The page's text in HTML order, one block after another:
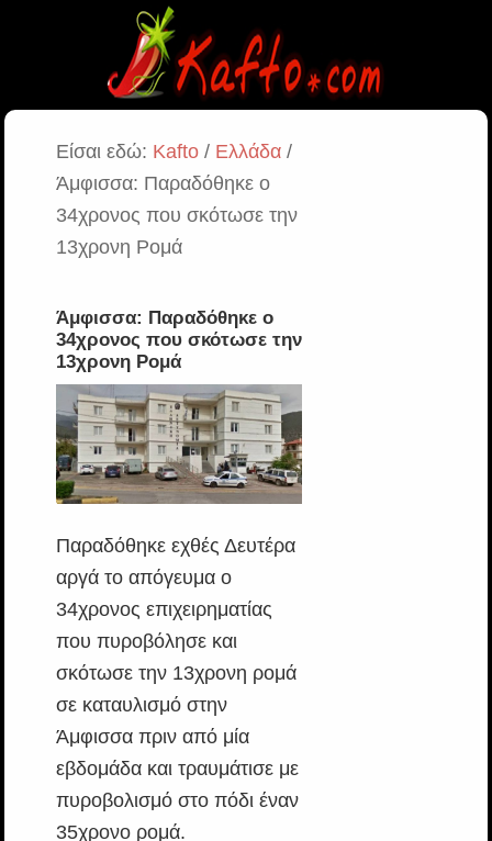
Είσαι εδώ: Kafto/ Ελλάδα/
Άμφισσα: Παραδόθηκε ο
34χρονος που σκότωσε την
13χρονη Ρομά
Άμφισσα: Παραδόθηκε ο
34χρονος που σκότωσε την
13χρονη Ρομά
Παραδόθηκε εχθές Δευτέρα
αργά το απόγευμα ο
34χρονος επιχειρηματίας
που πυροβόλησε και
σκότωσε την 13χρονη ρομά
σε καταυλισμό στην
Άμφισσα πριν από μία
εβδομάδα και τραυμάτισε με
πυροβολισμό στο πόδι έναν
35χρονο ρομά.